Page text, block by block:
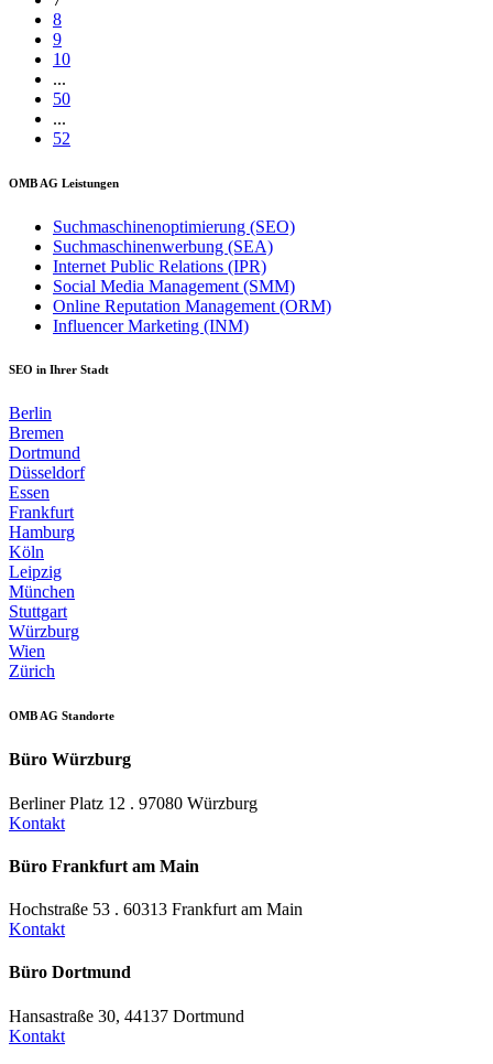
8
9
10
...
50
...
52
OMB AG Leistungen
Suchmaschinenoptimierung (SEO)
Suchmaschinenwerbung (SEA)
Internet Public Relations (IPR)
Social Media Management (SMM)
Online Reputation Management (ORM)
Influencer Marketing (INM)
SEO in Ihrer Stadt
Berlin
Bremen
Dortmund
Düsseldorf
Essen
Frankfurt
Hamburg
Köln
Leipzig
München
Stuttgart
Würzburg
Wien
Zürich
OMB AG Standorte
Büro Würzburg
Berliner Platz 12 . 97080 Würzburg
Kontakt
Büro Frankfurt am Main
Hochstraße 53 . 60313 Frankfurt am Main
Kontakt
Büro Dortmund
Hansastraße 30, 44137 Dortmund
Kontakt